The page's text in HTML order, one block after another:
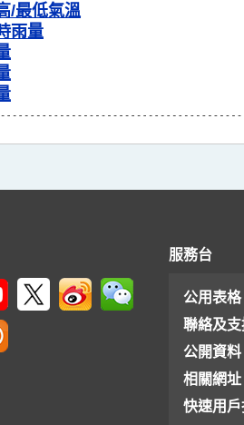
/最低氣溫
雨量
服務台
公用表格
聯絡及支
公開資料
相關網址
快速用